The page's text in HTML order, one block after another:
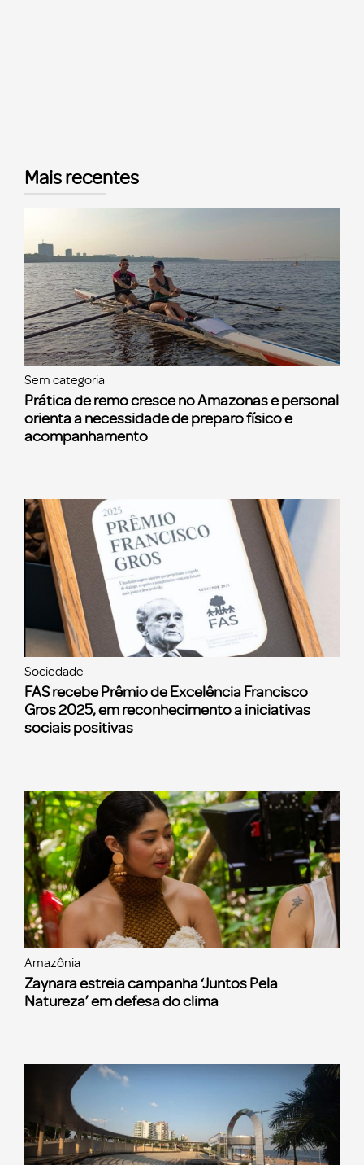
Mais recentes
Sem categoria
Prática de remo cresce no Amazonas e personal
orienta a necessidade de preparo físico e
acompanhamento
Sociedade
FAS recebe Prêmio de Excelência Francisco
Gros 2025, em reconhecimento a iniciativas
sociais positivas
Amazônia
Zaynara estreia campanha ‘Juntos Pela
Natureza’ em defesa do clima